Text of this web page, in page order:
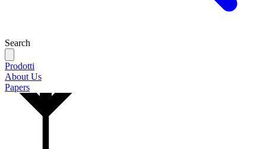
Search
Prodotti
About Us
Papers